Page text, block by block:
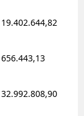
19.402.644,82
656.443,13
32.992.808,90